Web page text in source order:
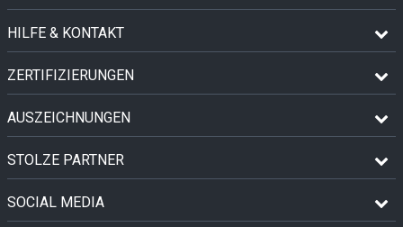
HILFE & KONTAKT
ZERTIFIZIERUNGEN
AUSZEICHNUNGEN
STOLZE PARTNER
SOCIAL MEDIA